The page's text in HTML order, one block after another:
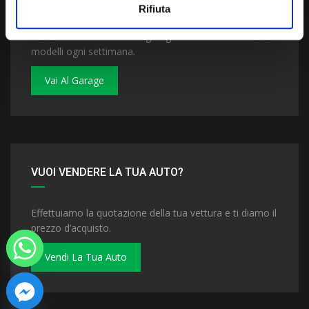
Rifiuta
Dai un'occhiata al nostro garage. Troverai nuovi
modelli ogni settimana.
Vai Al Garage
VUOI VENDERE LA TUA AUTO?
Effettuiamo la quotazione della tua vettura e ti diamo il
prezzo d’acquisto.
Vendi La Tua Auto